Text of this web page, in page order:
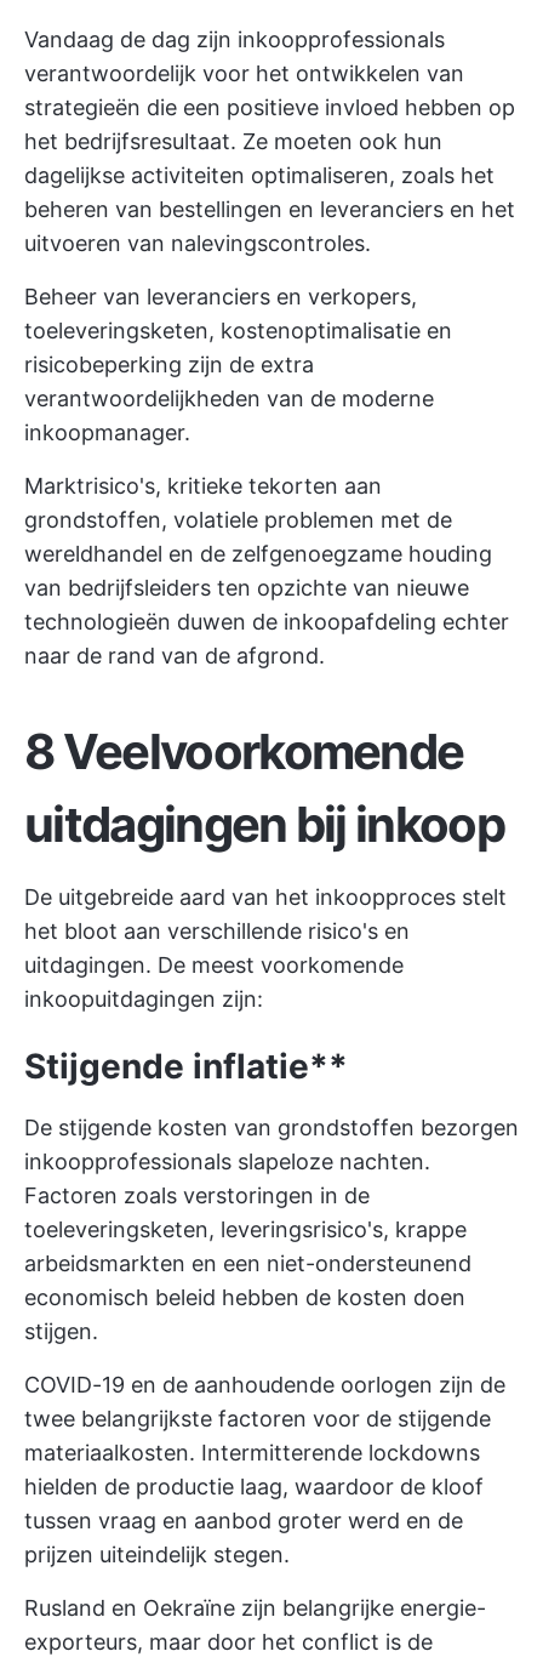
Vandaag de dag zijn inkoopprofessionals
verantwoordelijk voor het ontwikkelen van
strategieën die een positieve invloed hebben op
het bedrijfsresultaat. Ze moeten ook hun
dagelijkse activiteiten optimaliseren, zoals het
beheren van bestellingen en leveranciers en het
uitvoeren van nalevingscontroles.
Beheer van leveranciers en verkopers,
toeleveringsketen, kostenoptimalisatie en
risicobeperking zijn de extra
verantwoordelijkheden van de moderne
inkoopmanager.
Marktrisico's, kritieke tekorten aan
grondstoffen, volatiele problemen met de
wereldhandel en de zelfgenoegzame houding
van bedrijfsleiders ten opzichte van nieuwe
technologieën duwen de inkoopafdeling echter
naar de rand van de afgrond.
8 Veelvoorkomende
uitdagingen bij inkoop
De uitgebreide aard van het inkoopproces stelt
het bloot aan verschillende risico's en
uitdagingen. De meest voorkomende
inkoopuitdagingen zijn:
Stijgende inflatie**
De stijgende kosten van grondstoffen bezorgen
inkoopprofessionals slapeloze nachten.
Factoren zoals verstoringen in de
toeleveringsketen, leveringsrisico's, krappe
arbeidsmarkten en een niet-ondersteunend
economisch beleid hebben de kosten doen
stijgen.
COVID-19 en de aanhoudende oorlogen zijn de
twee belangrijkste factoren voor de stijgende
materiaalkosten. Intermitterende lockdowns
hielden de productie laag, waardoor de kloof
tussen vraag en aanbod groter werd en de
prijzen uiteindelijk stegen.
Rusland en Oekraïne zijn belangrijke energie-
exporteurs, maar door het conflict is de